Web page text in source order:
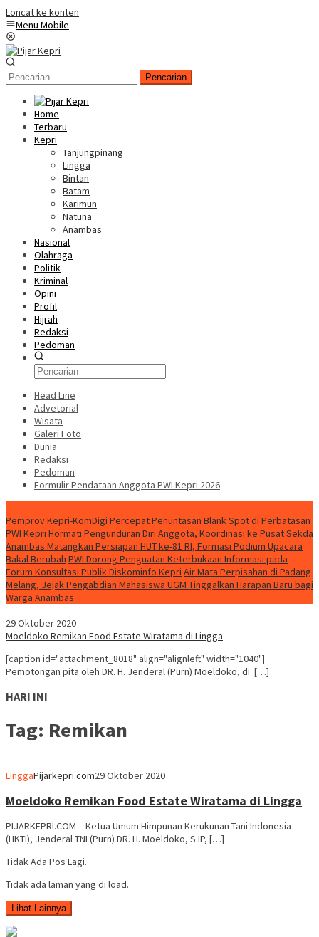
Loncat ke konten
Menu Mobile
Pencarian
Home
Terbaru
Kepri
Tanjungpinang
Lingga
Bintan
Batam
Karimun
Natuna
Anambas
Nasional
Olahraga
Politik
Kriminal
Opini
Profil
Hijrah
Redaksi
Pedoman
Head Line
Advetorial
Wisata
Galeri Foto
Dunia
Redaksi
Pedoman
Formulir Pendataan Anggota PWI Kepri 2026
Pemprov Kepri-KomDigi Percepat Penuntasan Blank Spot di Perbatasan
PWI Kepri Hormati Pengunduran Diri Anggota, Koordinasi ke PusatSekda
Anambas Matangkan Persiapan HUT ke-81 RI, Formasi Podium Upacara
Bakal Berubah PWI Dorong Penguatan Keterbukaan Informasi pada
Forum Konsultasi Publik Diskominfo Kepri Air Mata Perpisahan di Padang
Melang, Jejak Pengabdian Mahasiswa UGM Tinggalkan Harapan Baru bagi
Warga Anambas
29 Oktober 2020
Moeldoko Remikan Food Estate Wiratama di Lingga
[caption id="attachment_8018" align="alignleft" width="1040"]
Pemotongan pita oleh DR. H. Jenderal (Purn) Moeldoko, di […]
HARI INI
Tag: Remikan
LinggaPijarkepri.com29 Oktober 2020
Moeldoko Remikan Food Estate Wiratama di Lingga
PIJARKEPRI.COM – Ketua Umum Himpunan Kerukunan Tani Indonesia
(HKTI), Jenderal TNI (Purn) DR. H. Moeldoko, S.IP, […]
Tidak Ada Pos Lagi.
Tidak ada laman yang di load.
Lihat Lainnya